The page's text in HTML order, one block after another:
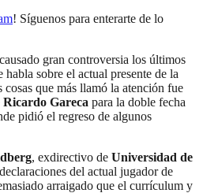
! Síguenos para enterarte de lo
gran controversia los últimos
habla sobre el actual presente de la
cosas que más llamó la atención fue
Gareca para la doble fecha
pidió el regreso de algunos
, exdirectivo de Universidad de
del actual jugador de
arraigado que el currículum y